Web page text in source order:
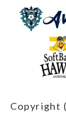
Copyright